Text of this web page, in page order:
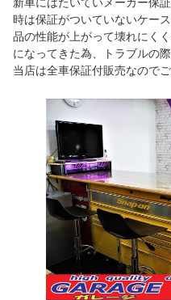
時は保証がついていないケー
品の性能が上がって壊れにく
になってきた為、トラブルの
当店は全車保証付販売なのでご